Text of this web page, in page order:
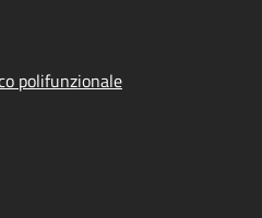
polifunzionale